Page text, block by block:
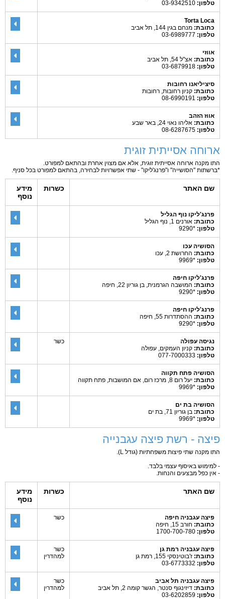
טלפון:
Torta Loca
כתובת: מנחם בגין 144, תל אביב
טלפון:
אווזי
כתובת: אצ"ל 54, תל אביב
טלפון:
סיציליאנו רחובות
כתובת: קניון רחובות, רחובות
טלפון:
אווז הזהב
כתובת: אליהו נאוי 24, באר שבע
טלפון:
ארוחה אסייתית זוגית
התו מקנה ארוחה אסייתית זוגית, אלא אם מצוין אחרת ובהתאם למפורט.
*ברשתות "הסושייה" ו"פרנג'ליקו" - שתי אפשרויות לבחירה, בהתאם למפורט בכל סניף.
שם האתר כשרות
מידע
נוסף
פרנג'ליקו נוף הגליל
כתובת: אורנים 1, נוף הגליל
טלפון: *9290
הסושיה עכו
כתובת: החרושת 2, עכו
טלפון: *9969
פרנג'ליקו חיפה
כתובת: המושבה הגרמנית, בן גוריון 22, חיפה
טלפון: *9290
פרנג'ליקו חיפה
כתובת: ההסתדרות 55, חיפה
טלפון: *9290
נגיסה עפולה
כתובת: קניון העמקים, עפולה
טלפון:
כשר
הסושיה פתח תקווה
כתובת: יעל רום 8, מרכז רום, אם המושבות, פתח תקווה
טלפון: *9969
הסושיה בת ים
כתובת: בן גוריון 71, בת ים
טלפון: *9969
פיצה - רשת פיצה עגבנייה
התו מקנה שתי פיצות משפחתיות (גודל L).
- למימוש באיסוף עצמי בלבד.
- אין כפל מבצעים והנחות.
שם האתר כשרות
מידע
נוסף
פיצה עגבניה חיפה
כתובת: חורב 15, חיפה
טלפון:
כשר
פיצה עגבניה רמת גן
כתובת: ז'בוטינסקי 155, רמת גן
טלפון:
כשר
למהדרין
פיצה עגבניה תל אביב
כתובת: דיזינגוף סנטר, הגשר קומה 2, תל אביב
טלפון:
כשר
למהדרין